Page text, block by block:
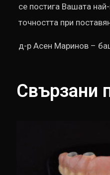
се постига Вашата
точността при
д-р Асен Маринов –
Свързани